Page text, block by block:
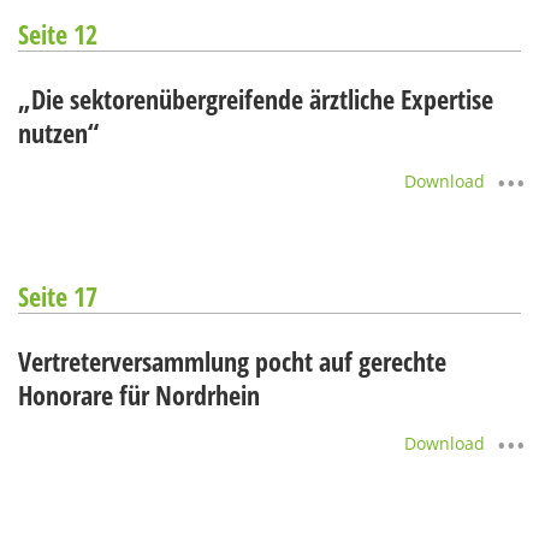
Seite 12
„Die sektorenübergreifende ärztliche Expertise
nutzen“
Download
Seite 17
Vertreterversammlung pocht auf gerechte
Honorare für Nordrhein
Download